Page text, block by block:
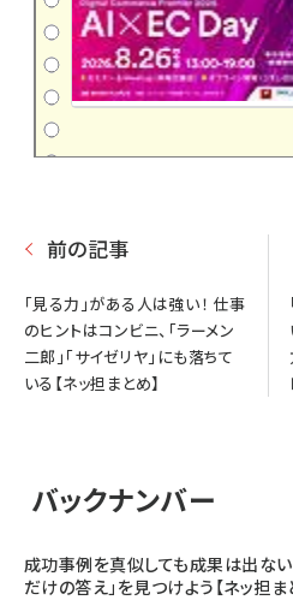
前の記事
「見る力」がある人は強い！ 仕事
のヒントはコンビニ、「ラーメン
二郎」「サイゼリヤ」にも落ちて
いる【ネッ担まとめ】
バックナンバー
成功事例を真似しても成果は出ない
だけの答え」を見つけよう【ネッ担ま